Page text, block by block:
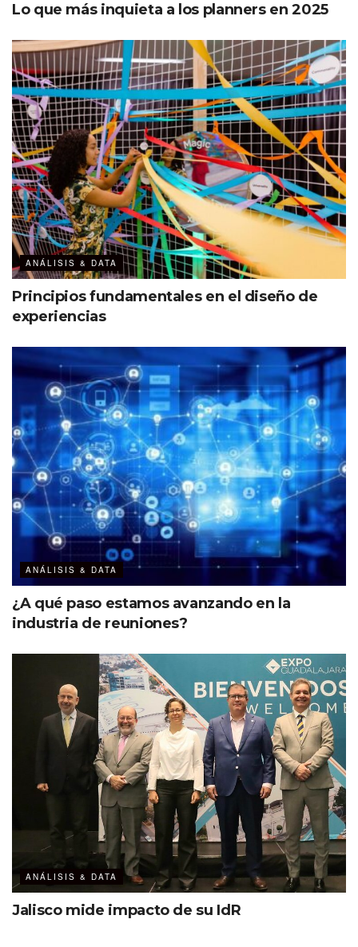
Lo que más inquieta a los planners en 2025
ANÁLISIS & DATA
Principios fundamentales en el diseño de
experiencias
ANÁLISIS & DATA
¿A qué paso estamos avanzando en la
industria de reuniones?
ANÁLISIS & DATA
Jalisco mide impacto de su IdR